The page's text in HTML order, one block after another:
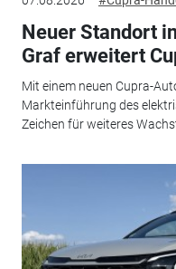
Neuer Standort
Graf erweitert
Mit einem neuen Cupra-
Markteinführung des
Zeichen für weiteres